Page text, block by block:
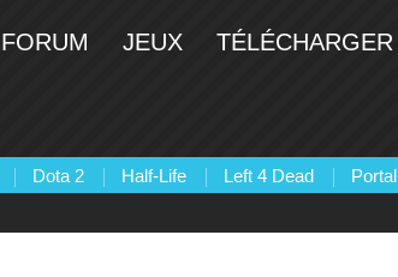
Dota 2 Half-Life Left 4 Dead Portal
FORUM JEUX TÉLÉCHARGER